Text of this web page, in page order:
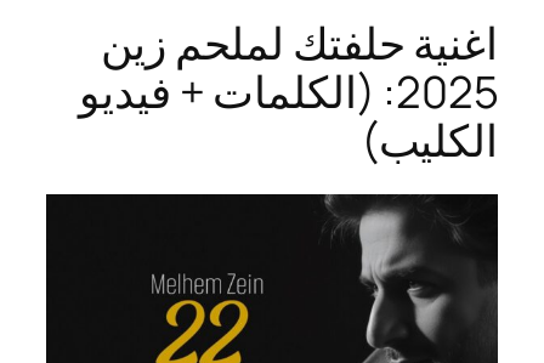
اغنية حلفتك لملحم زين
2025: (الكلمات + فيديو
الكليب)